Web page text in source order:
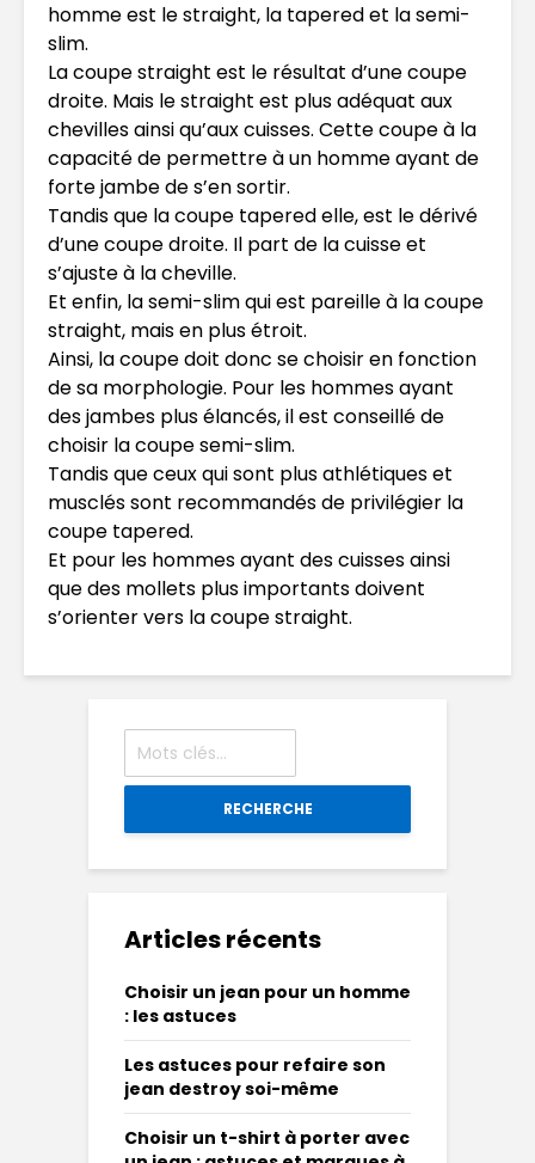
homme est le straight, la tapered et la semi-
slim.
La coupe straight est le résultat d’une coupe
droite. Mais le straight est plus adéquat aux
chevilles ainsi qu’aux cuisses. Cette coupe à la
capacité de permettre à un homme ayant de
forte jambe de s’en sortir.
Tandis que la coupe tapered elle, est le dérivé
d’une coupe droite. Il part de la cuisse et
s’ajuste à la cheville.
Et enfin, la semi-slim qui est pareille à la coupe
straight, mais en plus étroit.
Ainsi, la coupe doit donc se choisir en fonction
de sa morphologie. Pour les hommes ayant
des jambes plus élancés, il est conseillé de
choisir la coupe semi-slim.
Tandis que ceux qui sont plus athlétiques et
musclés sont recommandés de privilégier la
coupe tapered.
Et pour les hommes ayant des cuisses ainsi
que des mollets plus importants doivent
s’orienter vers la coupe straight.
RECHERCHE
Articles récents
Choisir un jean pour un homme
: les astuces
Les astuces pour refaire son
jean destroy soi-même
Choisir un t-shirt à porter avec